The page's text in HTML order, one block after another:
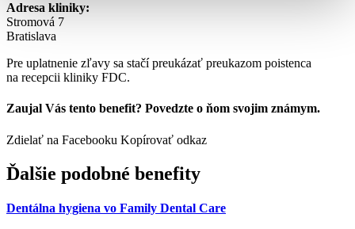
Adresa kliniky:
Stromová 7
Bratislava
Pre uplatnenie zľavy sa stačí preukázať preukazom poistenca
na recepcii kliniky FDC.
Zaujal Vás tento benefit? Povedzte o ňom svojim známym.
Zdielať na Facebooku Kopírovať odkaz
Ďalšie podobné benefity
Dentálna hygiena vo Family Dental Care